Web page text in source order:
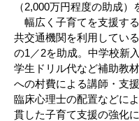
（2,000万円程度の助成）
幅広く子育てを支援す
共交通機関を利用してい
の1／2を助成。中学校新
学生ドリル代など補助教
への村費による講師・支
臨床心理士の配置などに
貫した子育て支援の強化